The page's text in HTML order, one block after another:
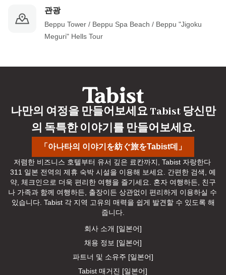
관광
Beppu Tower / Beppu Spa Beach / Beppu "Jigoku
Meguri" Hells Tour
「아나타의 이야기を紡ぐ旅をTabist데」
나만의 여정을 만들어보세요 Tabist 당신만
의 독특한 이야기를 만들어보세요.
저렴한 비즈니스 호텔부터 유서 깊은 료칸까지, Tabist 자랑한다
311 일본 전역의 제휴 숙박 시설을 이용해 보세요. 간편한 검색, 예
약, 체크인으로 더욱 편리한 여행을 즐기세요. 혼자 여행하든, 친구
나 가족과 함께 여행하든, 출장이든 상관없이 편리하게 이용하실 수
있습니다. Tabist 각 지역 고유의 매력을 쉽게 발견할 수 있도록 해
줍니다.
회사 소개 [일본어]
채용 정보 [일본어]
파트너 및 소유주 [일본어]
Tabist 매거진 [일본어]